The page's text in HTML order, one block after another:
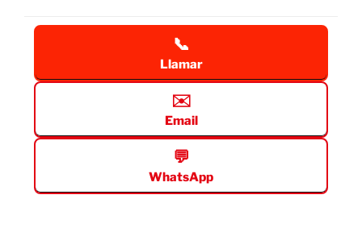
📞
Llamar
✉️
Email
💬
WhatsApp